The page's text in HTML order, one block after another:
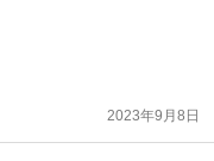
2023年9月8日